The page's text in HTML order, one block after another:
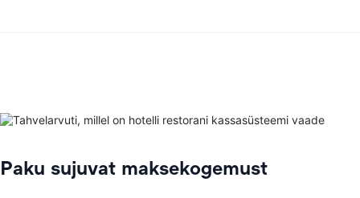
Paku sujuvat maksekogemust